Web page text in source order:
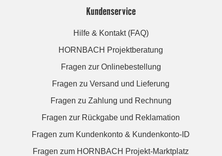
Kundenservice
Hilfe & Kontakt (FAQ)
HORNBACH Projektberatung
Fragen zur Onlinebestellung
Fragen zu Versand und Lieferung
Fragen zu Zahlung und Rechnung
Fragen zur Rückgabe und Reklamation
Fragen zum Kundenkonto & Kundenkonto-ID
Fragen zum HORNBACH Projekt-Marktplatz